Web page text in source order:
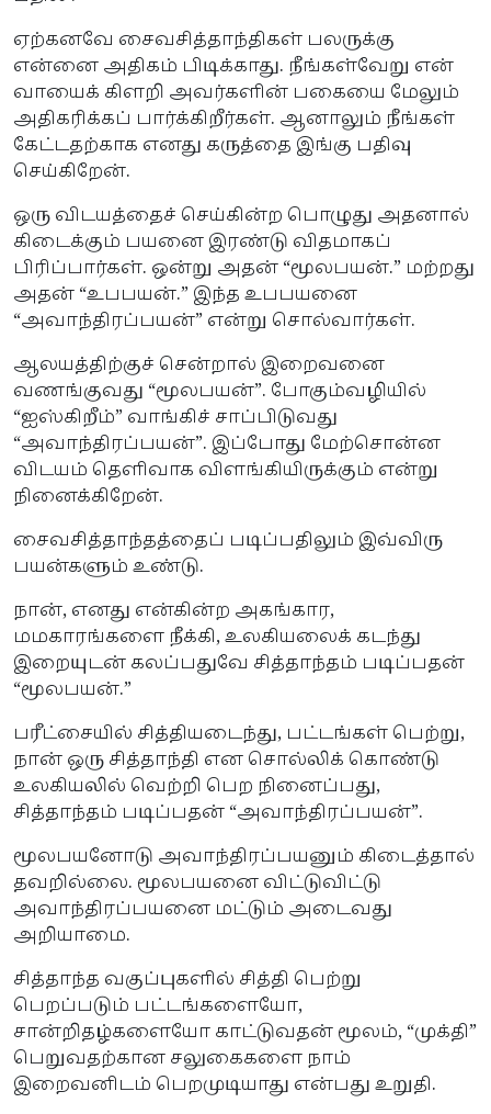
ஏற்கனவே சைவசித்தாந்திகள் பலருக்கு
என்னை அதிகம் பிடிக்காது. நீங்கள்வேறு என்
வாயைக் கிளறி அவர்களின் பகையை மேலும்
அதிகரிக்கப் பார்க்கிறீர்கள். ஆனாலும் நீங்கள்
கேட்டதற்காக எனது கருத்தை இங்கு பதிவு
செய்கிறேன்.
ஒரு விடயத்தைச் செய்கின்ற பொழுது அதனால்
கிடைக்கும் பயனை இரண்டு விதமாகப்
பிரிப்பார்கள். ஒன்று அதன் “மூலபயன்.” மற்றது
அதன் “உபபயன்.” இந்த உபபயனை
“அவாந்திரப்பயன்” என்று சொல்வார்கள்.
ஆலயத்திற்குச் சென்றால் இறைவனை
வணங்குவது “மூலபயன்”. போகும்வழியில்
“ஐஸ்கிறீம்” வாங்கிச் சாப்பிடுவது
“அவாந்திரப்பயன்”. இப்போது மேற்சொன்ன
விடயம் தெளிவாக விளங்கியிருக்கும் என்று
நினைக்கிறேன்.
சைவசித்தாந்தத்தைப் படிப்பதிலும் இவ்விரு
பயன்களும் உண்டு.
நான், எனது என்கின்ற அகங்கார,
மமகாரங்களை நீக்கி, உலகியலைக் கடந்து
இறையுடன் கலப்பதுவே சித்தாந்தம் படிப்பதன்
“மூலபயன்.”
பரீட்சையில் சித்தியடைந்து, பட்டங்கள் பெற்று,
நான் ஒரு சித்தாந்தி என சொல்லிக் கொண்டு
உலகியலில் வெற்றி பெற நினைப்பது,
சித்தாந்தம் படிப்பதன் “அவாந்திரப்பயன்”.
மூலபயனோடு அவாந்திரப்பயனும் கிடைத்தால்
தவறில்லை. மூலபயனை விட்டுவிட்டு
அவாந்திரப்பயனை மட்டும் அடைவது
அறியாமை.
சித்தாந்த வகுப்புகளில் சித்தி பெற்று
பெறப்படும் பட்டங்களையோ,
சான்றிதழ்களையோ காட்டுவதன் மூலம், “முக்தி”
பெறுவதற்கான சலுகைகளை நாம்
இறைவனிடம் பெறமுடியாது என்பது உறுதி.